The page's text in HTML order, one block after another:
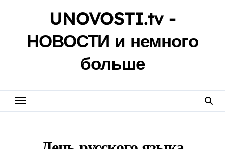
UNOVOSTI.tv -
НОВОСТИ и немного
больше